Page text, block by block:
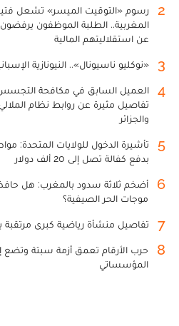
2
رسوم «التوقيت الميسر» تشعل
المغربية.. الطلبة الموظفون
عن استقلاليتهم المالية
3 «نوكليو ناسيونال».. النيونازية
4
العميل السابق في مكافحة
تفاصيل مثيرة عن روابط نظام
والجزائر
5
بدفع كفالة تصل إلى 20 ألف دولار
6
أضخم ثلاثة سدود بالمغرب: هل
موجات الحر الصيفية؟
7 تفاصيل منشأة رياضية كبرى مرتقبة
8
حرب الأرقام تعمق أزمة سبتة وتضع
المؤسساتي